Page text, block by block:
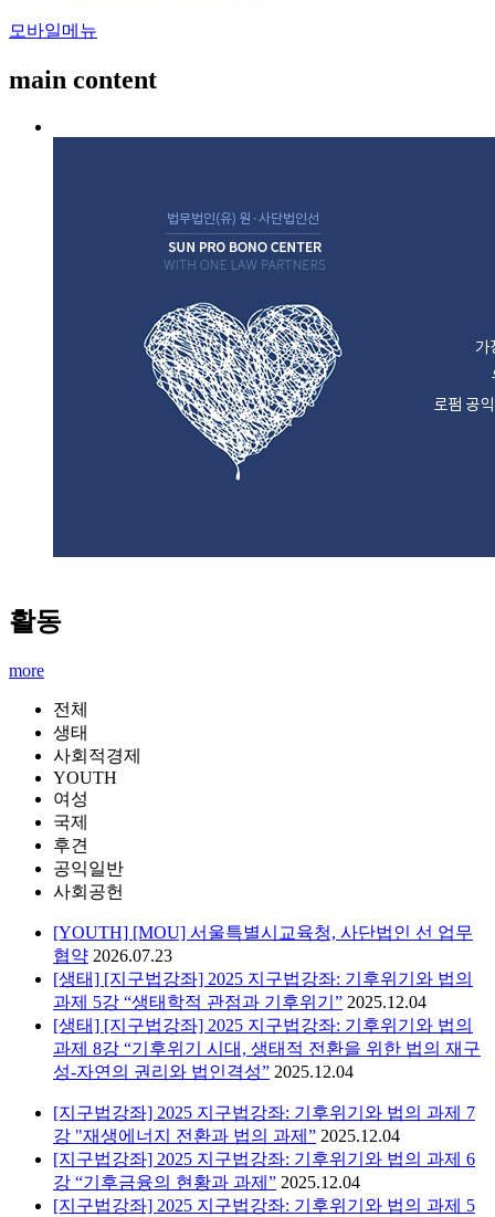
모바일메뉴
main content
활동
more
전체
생태
사회적경제
YOUTH
여성
국제
후견
공익일반
사회공헌
[YOUTH] [MOU] 서울특별시교육청, 사단법인 선 업무
협약 2026.07.23
[생태] [지구법강좌] 2025 지구법강좌: 기후위기와 법의
과제 5강 “생태학적 관점과 기후위기” 2025.12.04
[생태] [지구법강좌] 2025 지구법강좌: 기후위기와 법의
과제 8강 “기후위기 시대, 생태적 전환을 위한 법의 재구
성-자연의 권리와 법인격성” 2025.12.04
[지구법강좌] 2025 지구법강좌: 기후위기와 법의 과제 7
강 "재생에너지 전환과 법의 과제” 2025.12.04
[지구법강좌] 2025 지구법강좌: 기후위기와 법의 과제 6
강 “기후금융의 현황과 과제” 2025.12.04
[지구법강좌] 2025 지구법강좌: 기후위기와 법의 과제 5